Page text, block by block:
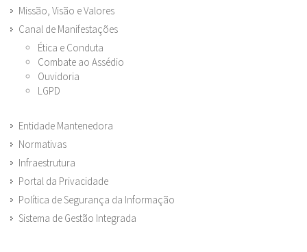
Missão, Visão e Valores
Canal de Manifestações
Ética e Conduta
Combate ao Assédio
Ouvidoria
LGPD
Entidade Mantenedora
Normativas
Infraestrutura
Portal da Privacidade
Política de Segurança da Informação
Sistema de Gestão Integrada